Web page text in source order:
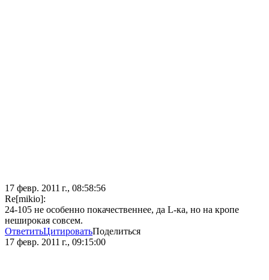
17 февр. 2011 г., 08:58:56
Re[mikio]:
24-105 не особенно покачественнее, да L-ка, но на кропе
неширокая совсем.
ОтветитьЦитироватьПоделиться
17 февр. 2011 г., 09:15:00